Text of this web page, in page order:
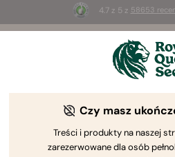
4.7 z 5 z 58653
Summer Sales:
na wybrane produkty ⏤
Czy masz
Treści i produkty na naszej
zarezerwowane dla osób